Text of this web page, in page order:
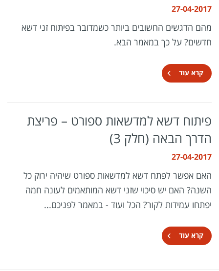
27-04-2017
מהם הדגשים החשובים ביותר כשמדובר בפיתוח זני דשא
חדשים? על כך במאמר הבא.
קרא עוד
פיתוח דשא למדשאות ספורט – פריצת
הדרך הבאה (חלק 3)
27-04-2017
האם אפשר לפתח דשא למדשאות ספורט שיהיה ירוק כל
השנה? האם יש סיכוי שזני דשא המותאמים לעונה חמה
יפתחו עמידות לקור? הכל ועוד - במאמר לפניכם...
קרא עוד